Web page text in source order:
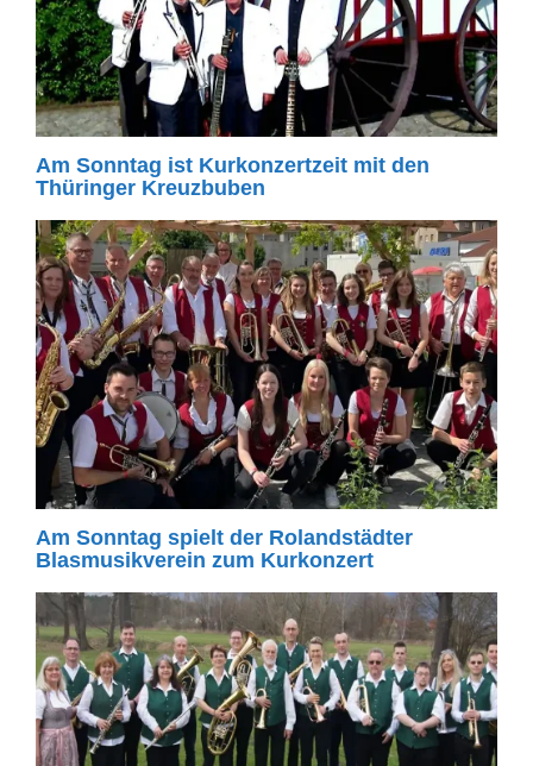
Am Sonntag ist Kurkonzertzeit mit den
Thüringer Kreuzbuben
Am Sonntag spielt der Rolandstädter
Blasmusikverein zum Kurkonzert